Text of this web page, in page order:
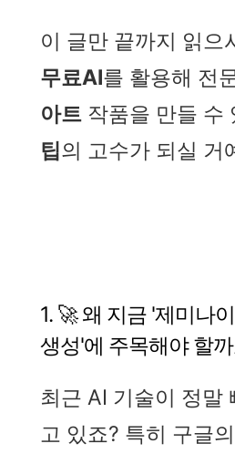
이 글만 끝까지 읽으
무료AI를 활용해 전
아트 작품을 만들 수
팁의 고수가 되실 거
1. 🚀 왜 지금 '제미나
생성'에 주목해야 할
최근 AI 기술이 정말
고 있죠? 특히 구글의